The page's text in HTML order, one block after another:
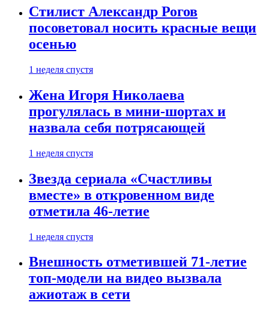
Стилист Александр Рогов
посоветовал носить красные вещи
осенью
1 неделя спустя
Жена Игоря Николаева
прогулялась в мини-шортах и
назвала себя потрясающей
1 неделя спустя
Звезда сериала «Счастливы
вместе» в откровенном виде
отметила 46-летие
1 неделя спустя
Внешность отметившей 71-летие
топ-модели на видео вызвала
ажиотаж в сети